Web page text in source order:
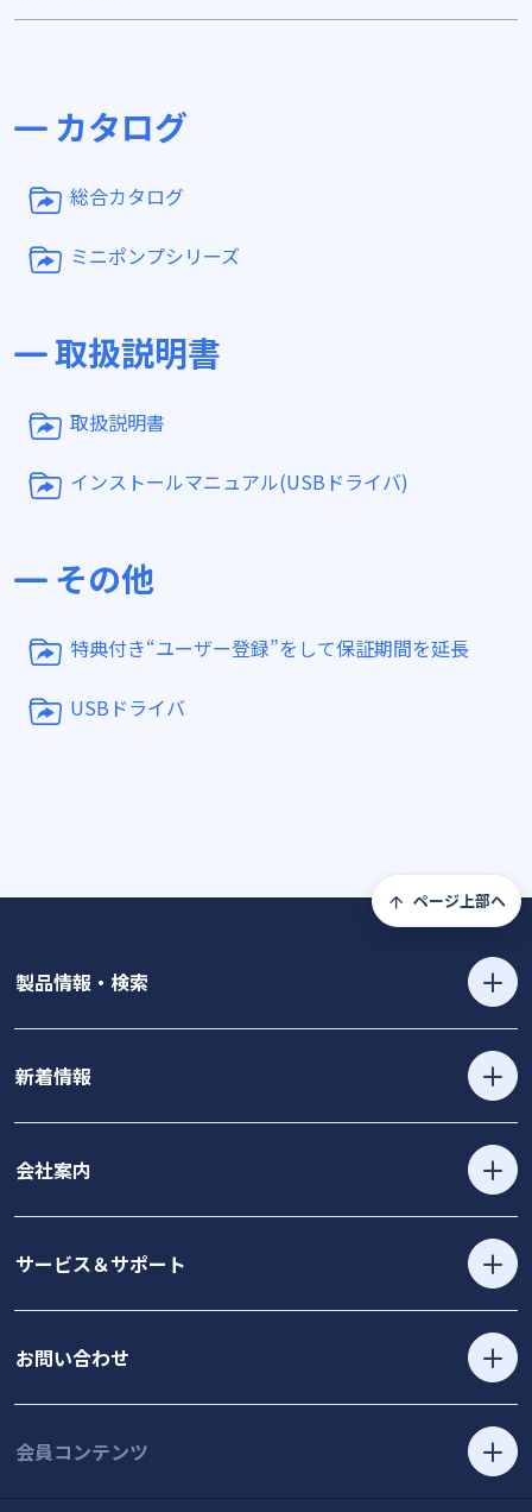
カタログ
総合カタログ
ミニポンプシリーズ
取扱説明書
取扱説明書
インストールマニュアル(USBドライバ)
その他
特典付き“ユーザー登録”をして保証期間を延長
USBドライバ
ページ上部へ
製品情報・検索
新着情報
会社案内
サービス＆サポート
お問い合わせ
会員コンテンツ